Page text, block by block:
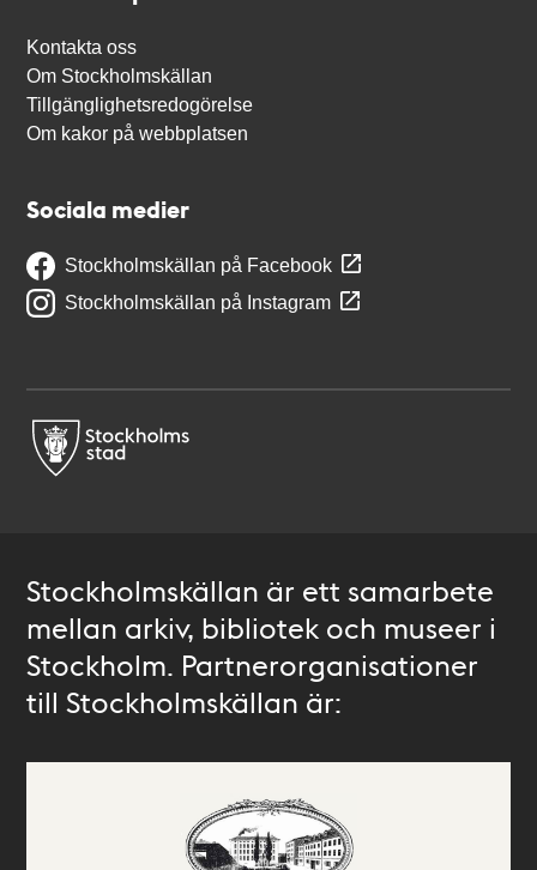
Kontakta oss
Om Stockholmskällan
Tillgänglighetsredogörelse
Om kakor på webbplatsen
Sociala medier
Stockholmskällan på Facebook
Stockholmskällan på Instagram
Stockholmskällan är ett samarbete
mellan arkiv, bibliotek och museer i
Stockholm. Partnerorganisationer
till Stockholmskällan är: